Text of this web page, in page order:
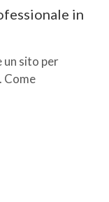
in
sito per
Come